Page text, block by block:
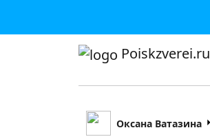
Poiskzverei.ru
Оксана Ватазина